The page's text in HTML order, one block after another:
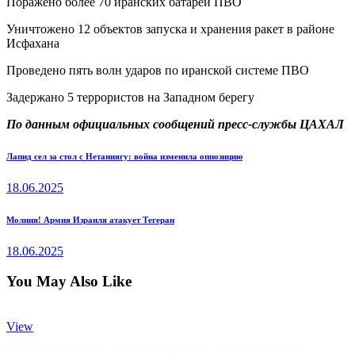
Уничтожено 12 объектов запуска и хранения ракет в районе
Исфахана
Проведено пять волн ударов по иранской системе ПВО
Задержано 5 террористов на Западном берегу
По данным официальных сообщений пресс-службы ЦАХАЛ
Навигация
по
Previous
Лапид сел за стол с Нетаниягу: война изменила оппозицию
18.06.2025
Next
Молния! Армия Израиля атакует Тегеран
18.06.2025
You May Also Like
View